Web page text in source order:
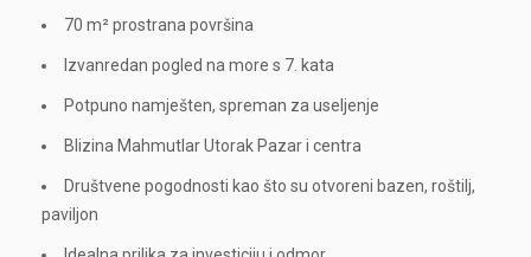
70 m² prostrana površina
Izvanredan pogled na more s 7. kata
Potpuno namješten, spreman za useljenje
Blizina Mahmutlar Utorak Pazar i centra
Društvene pogodnosti kao što su otvoreni bazen, roštilj,
paviljon